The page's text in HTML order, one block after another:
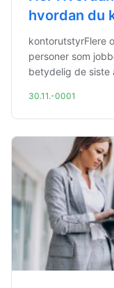
hvordan du
kontorutstyrFlere
personer som
betydelig de siste
30.11.-0001